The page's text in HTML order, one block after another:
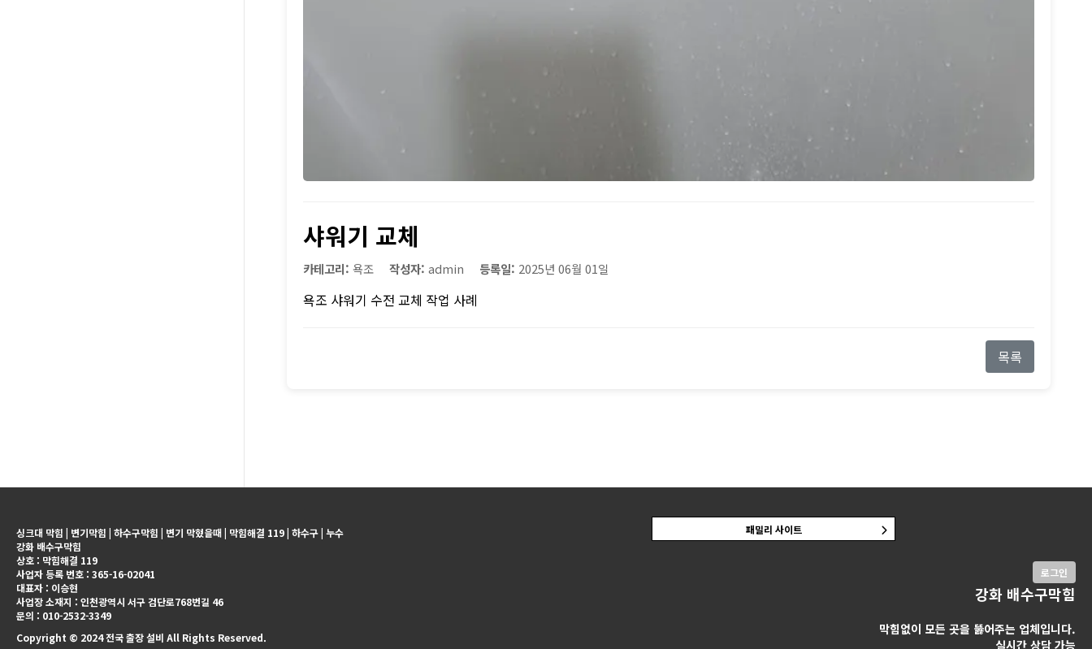
샤워기 교체
카테고리: 욕조 작성자: admin 등록일: 2025년 06월 01일
욕조 샤워기 수전 교체 작업 사례
목록
싱크대 막힘 | 변기막힘 | 하수구막힘 | 변기 막혔을때 | 막힘해결 119 | 하수구 | 누수
강화 배수구막힘
상호 : 막힘해결 119
사업자 등록 번호 : 365-16-02041
대표자 : 이승현
사업장 소재지 : 인천광역시 서구 검단로768번길 46
문의 : 010-2532-3349
Copyright © 2024 전국 출장 설비 All Rights Reserved.
로그인
강화 배수구막힘
막힘없이 모든 곳을 뚫어주는 업체입니다.
실시간 상담 가능
패밀리 사이트